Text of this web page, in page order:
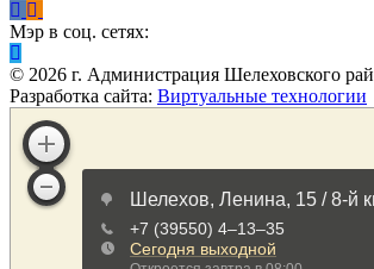
Мэр в соц. сетях:
© 2026 г. Администрация Шелеховского
Разработка сайта: Виртуальные технологии